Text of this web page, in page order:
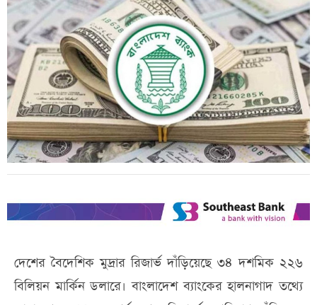
দেশের বৈদেশিক মুদ্রার রিজার্ভ দাঁড়িয়েছে ৩৪ দশমিক ২২৬
বিলিয়ন মার্কিন ডলারে। বাংলাদেশ ব্যাংকের হালনাগাদ তথ্যে